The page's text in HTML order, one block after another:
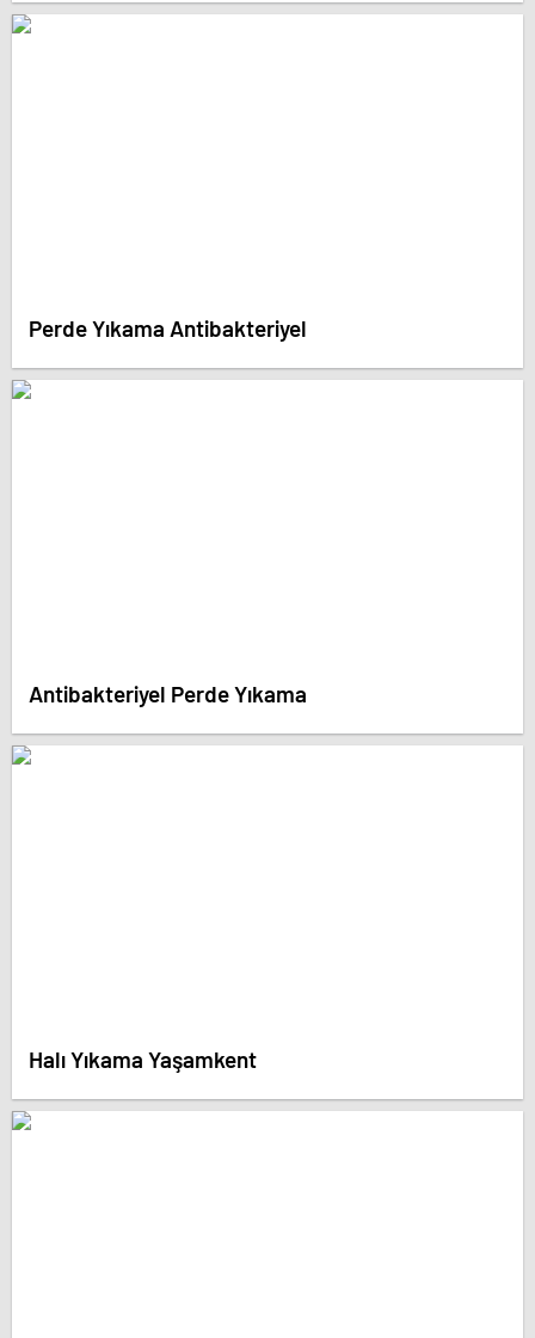
Perde Yıkama Antibakteriyel
Antibakteriyel Perde Yıkama
Halı Yıkama Yaşamkent